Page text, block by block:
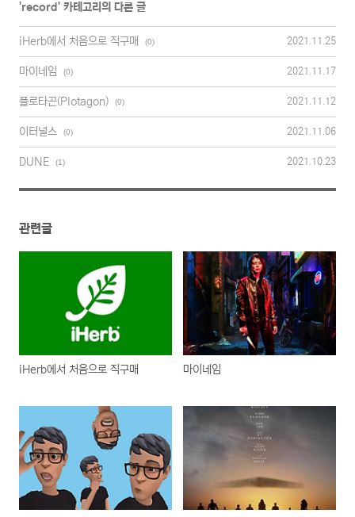
'record' 카테고리의 다른 글
iHerb에서 처음으로 직구매 (0) 2021.11.25
마이네임 (0) 2021.11.17
플로타곤(Plotagon) (0) 2021.11.12
이터널스 (0) 2021.11.06
DUNE (1) 2021.10.23
관련글
iHerb에서 처음으로 직구매 마이네임